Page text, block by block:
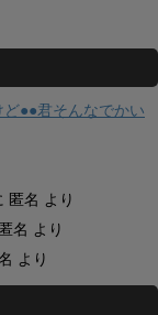
ど●●君そんなでかい
匿名 より
匿名 より
より